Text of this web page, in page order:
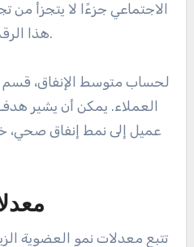
الاجتماعي جزءًا لا يتجزأ من
هذا الرقم بشكل كبير على الإيرادات.
لحساب متوسط الإنفاق، قسم
العملاء. يمكن أن يشير
عميل إلى نمط إنفاق صحي،
تتبع معدلات نمو العضوية